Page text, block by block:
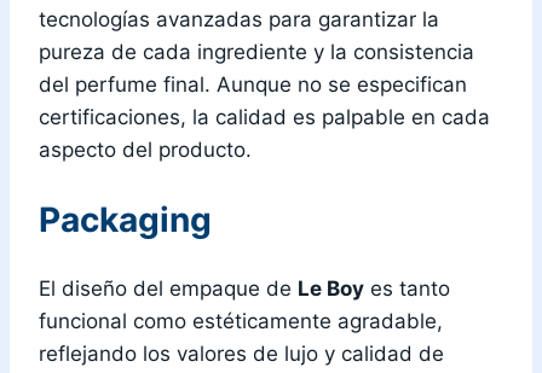
tecnologías avanzadas para garantizar la
pureza de cada ingrediente y la consistencia
del perfume final. Aunque no se especifican
certificaciones, la calidad es palpable en cada
aspecto del producto.
Packaging
El diseño del empaque de Le Boy es tanto
funcional como estéticamente agradable,
reflejando los valores de lujo y calidad de